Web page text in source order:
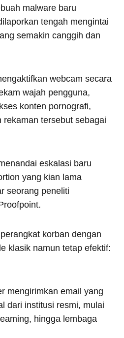
malware baru
tengah mengintai
semakin canggih dan
webcam secara
wajah pengguna,
konten pornografi,
rekaman tersebut sebagai
eskalasi baru
yang kian lama
seorang peneliti
korban dengan
klasik namun tetap efektif:
mengirimkan email yang
dari institusi resmi, mulai
hingga lembaga